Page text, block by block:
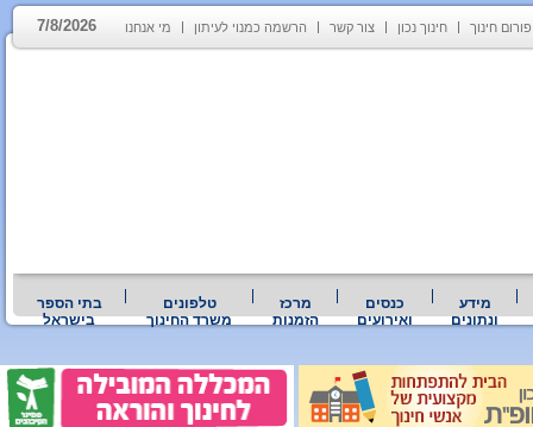
פורום חינוך חינוך נכון צור קשר הרשמה כמנוי לעיתון מי אנחנו 7/8/2026
מידע
ונתונים
כנסים
ואירועים
מרכז
הזמנות
טלפונים
משרד החינוך
בתי הספר
בישראל